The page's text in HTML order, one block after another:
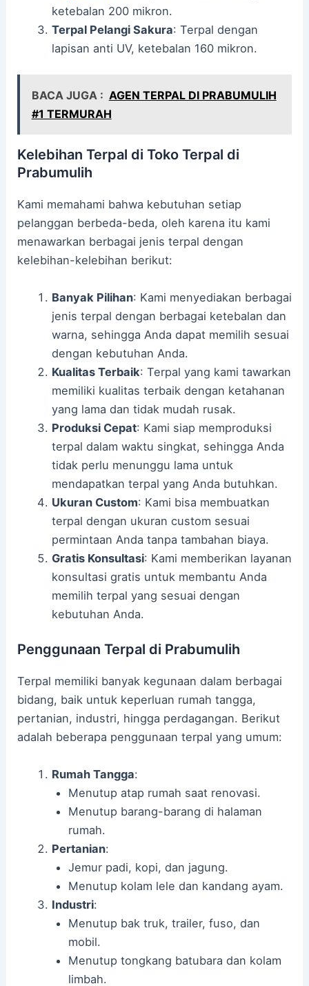
ketebalan 200 mikron.
Terpal Pelangi Sakura: Terpal dengan
lapisan anti UV, ketebalan 160 mikron.
BACA JUGA : AGEN TERPAL DI PRABUMULIH
#1 TERMURAH
Kelebihan Terpal di Toko Terpal di
Prabumulih
Kami memahami bahwa kebutuhan setiap
pelanggan berbeda-beda, oleh karena itu kami
menawarkan berbagai jenis terpal dengan
kelebihan-kelebihan berikut:
Banyak Pilihan: Kami menyediakan berbagai
jenis terpal dengan berbagai ketebalan dan
warna, sehingga Anda dapat memilih sesuai
dengan kebutuhan Anda.
Kualitas Terbaik: Terpal yang kami tawarkan
memiliki kualitas terbaik dengan ketahanan
yang lama dan tidak mudah rusak.
Produksi Cepat: Kami siap memproduksi
terpal dalam waktu singkat, sehingga Anda
tidak perlu menunggu lama untuk
mendapatkan terpal yang Anda butuhkan.
Ukuran Custom: Kami bisa membuatkan
terpal dengan ukuran custom sesuai
permintaan Anda tanpa tambahan biaya.
Gratis Konsultasi: Kami memberikan layanan
konsultasi gratis untuk membantu Anda
memilih terpal yang sesuai dengan
kebutuhan Anda.
Penggunaan Terpal di Prabumulih
Terpal memiliki banyak kegunaan dalam berbagai
bidang, baik untuk keperluan rumah tangga,
pertanian, industri, hingga perdagangan. Berikut
adalah beberapa penggunaan terpal yang umum:
Rumah Tangga:
Menutup atap rumah saat renovasi.
Menutup barang-barang di halaman
rumah.
Pertanian:
Jemur padi, kopi, dan jagung.
Menutup kolam lele dan kandang ayam.
Industri:
Menutup bak truk, trailer, fuso, dan
mobil.
Menutup tongkang batubara dan kolam
limbah.